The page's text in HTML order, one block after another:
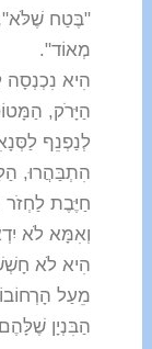
"בֶּטַח
מְאוֹד".
הִיא
הַיָּרֹק,
לְנַפְנֵף
הִתְבַּהֲרוּ,
חַיֶּבֶת לַחְזֹר
וְאִמָּא לֹא
הִיא לֹא
מֵעַל
הַבִּנְיָן